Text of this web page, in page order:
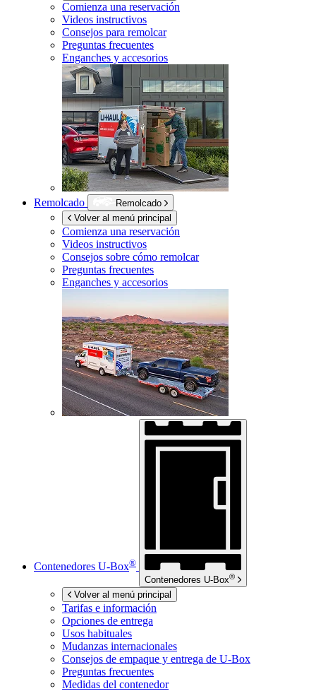
Comienza una reservación
Videos instructivos
Consejos para remolcar
Preguntas frecuentes
Enganches y accesorios
Remolcado
Remolcado
Volver al menú principal
Comienza una reservación
Videos instructivos
Consejos sobre cómo remolcar
Preguntas frecuentes
Enganches y accesorios
Contenedores U-Box®
Contenedores U-Box®
Volver al menú principal
Tarifas e información
Opciones de entrega
Usos habituales
Mudanzas internacionales
Consejos de empaque y entrega de U-Box
Preguntas frecuentes
Medidas del contenedor